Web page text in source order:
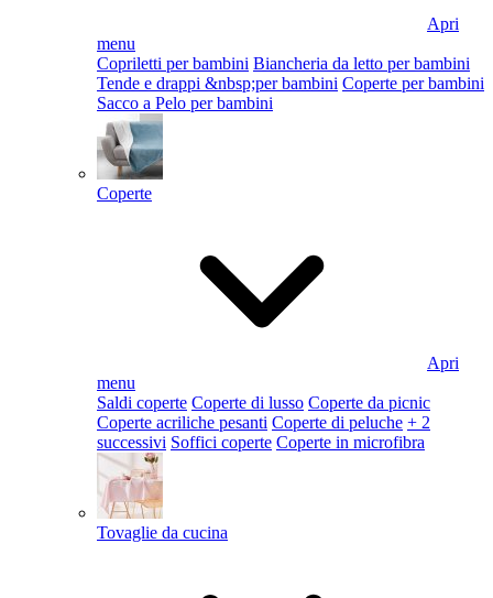
Apri
menu
Copriletti per bambini Biancheria da letto per bambini
Tende e drappi &nbsp;per bambini Coperte per bambini
Sacco a Pelo per bambini
Coperte
Apri
menu
Saldi coperte Coperte di lusso Coperte da picnic
Coperte acriliche pesanti Coperte di peluche + 2
successivi Soffici coperte Coperte in microfibra
Tovaglie da cucina